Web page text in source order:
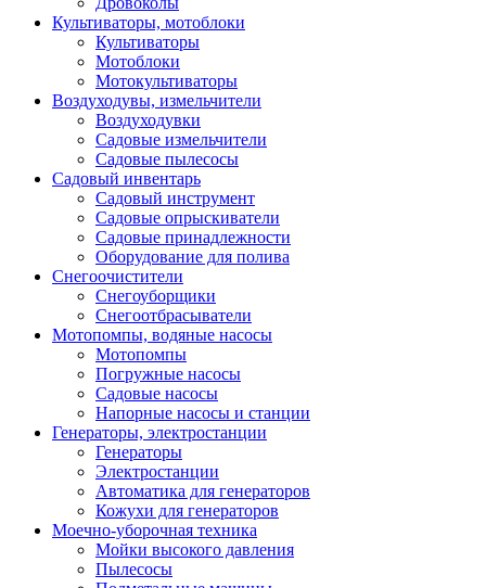
Культиваторы, мотоблоки
Культиваторы
Мотоблоки
Мотокультиваторы
Воздуходувы, измельчители
Воздуходувки
Садовые измельчители
Садовые пылесосы
Садовый инвентарь
Садовый инструмент
Садовые опрыскиватели
Садовые принадлежности
Оборудование для полива
Снегоочистители
Снегоуборщики
Снегоотбрасыватели
Мотопомпы, водяные насосы
Мотопомпы
Погружные насосы
Садовые насосы
Напорные насосы и станции
Генераторы, электростанции
Генераторы
Электростанции
Автоматика для генераторов
Кожухи для генераторов
Моечно-уборочная техника
Мойки высокого давления
Пылесосы